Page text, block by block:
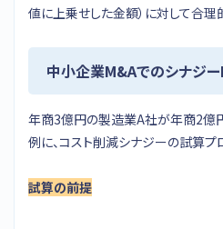
値に上乗せした金額）に対して合理
中小企業M&Aでのシナジー
年商3億円の製造業A社が年商2億
例に、コスト削減シナジーの試算プ
試算の前提